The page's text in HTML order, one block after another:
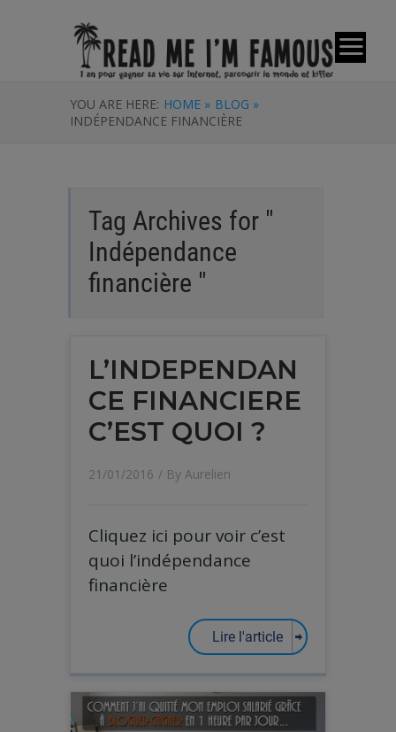
YOU ARE HERE: HOME » BLOG »
INDÉPENDANCE FINANCIÈRE
Tag Archives for "
Indépendance
financière "
L’INDEPENDAN
CE FINANCIERE
C’EST QUOI ?
21/01/2016 / By Aurelien
Cliquez ici pour voir c’est
quoi l’indépendance
financière
Lire l'article